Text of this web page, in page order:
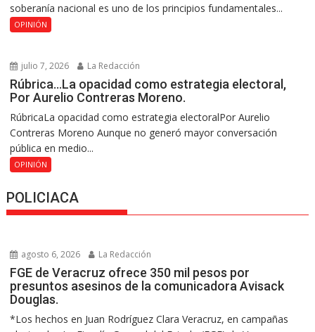
soberanía nacional es uno de los principios fundamentales...
OPINIÓN
julio 7, 2026 La Redacción
Rúbrica…La opacidad como estrategia electoral,
Por Aurelio Contreras Moreno.
RúbricaLa opacidad como estrategia electoralPor Aurelio
Contreras Moreno Aunque no generó mayor conversación
pública en medio...
OPINIÓN
POLICIACA
agosto 6, 2026 La Redacción
FGE de Veracruz ofrece 350 mil pesos por
presuntos asesinos de la comunicadora Avisack
Douglas.
*Los hechos en Juan Rodríguez Clara Veracruz, en campañas